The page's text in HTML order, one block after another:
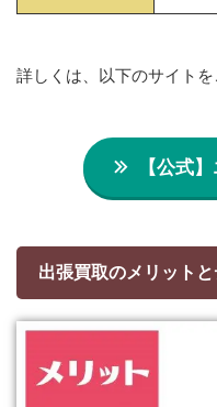
詳しくは、以下のサイトを
【公式
出張買取のメリットと